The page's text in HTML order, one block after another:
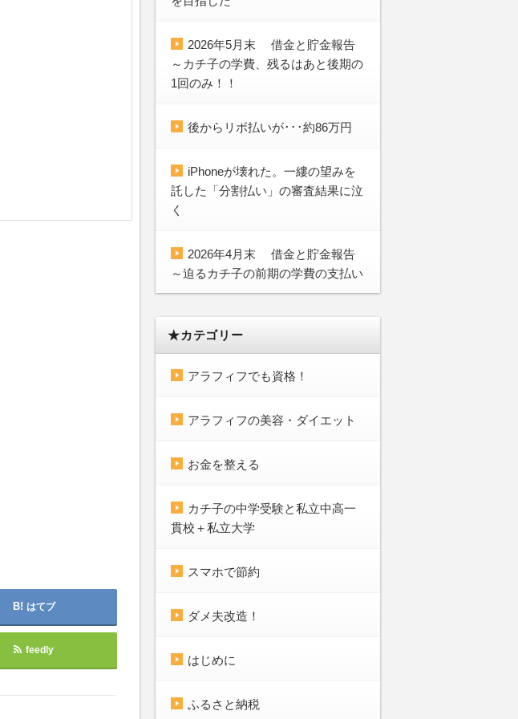
はてブ
feedly
2026年5月末 借金と貯金報告
～カチ子の学費、残るはあと後期の
1回のみ！！
後からリボ払いが･･･約86万円
iPhoneが壊れた。一縷の望みを
託した「分割払い」の審査結果に泣
く
2026年4月末 借金と貯金報告
～迫るカチ子の前期の学費の支払い
★カテゴリー
アラフィフでも資格！
アラフィフの美容・ダイエット
お金を整える
カチ子の中学受験と私立中高一
貫校＋私立大学
スマホで節約
ダメ夫改造！
はじめに
ふるさと納税